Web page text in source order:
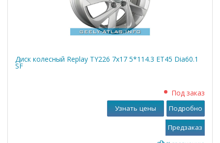
Диск колесный Replay TY226 7x17 5*114.3 ET45 Dia60.1
SF
Под заказ
Узнать цены Подробно